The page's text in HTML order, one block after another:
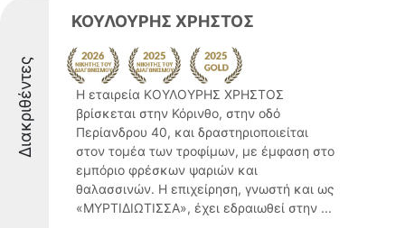
Διακριθέντες
ΚΟΥΛΟΥΡΗΣ ΧΡΗΣΤΟΣ
Η εταιρεία ΚΟΥΛΟΥΡΗΣ ΧΡΗΣΤΟΣ
βρίσκεται στην Κόρινθο, στην οδό
Περίανδρου 40, και δραστηριοποιείται
στον τομέα των τροφίμων, με έμφαση στο
εμπόριο φρέσκων ψαριών και
θαλασσινών. Η επιχείρηση, γνωστή και ως
«ΜΥΡΤΙΔΙΩΤΙΣΣΑ», έχει εδραιωθεί στην ...